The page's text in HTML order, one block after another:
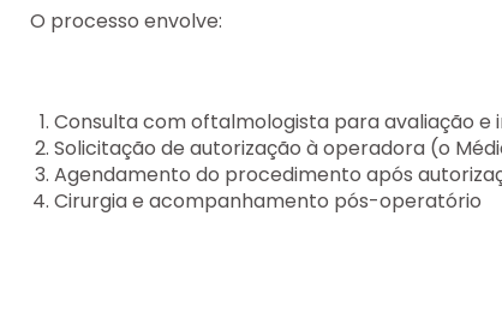
O processo envolve:
Consulta com oftalmologista para avaliação e
Solicitação de autorização à operadora (o
Agendamento do procedimento após
Cirurgia e acompanhamento pós-operatório